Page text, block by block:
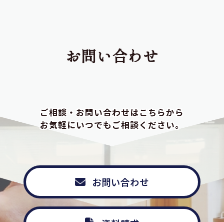
お問い合わせ
ご相談・お問い合わせはこちらから
お気軽にいつでもご相談ください。
お問い合わせ